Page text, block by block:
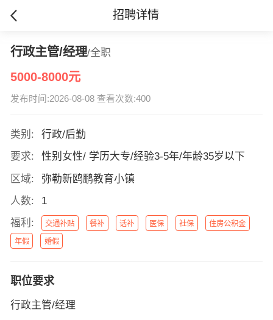
招聘详情
行政主管/经理/全职
5000-8000元
发布时间:2026-08-08 查看次数:400
类别:
行政/后勤
要求:
性别女性/ 学历大专/经验3-5年/年龄35岁以下
区域:
弥勒新鸥鹏教育小镇
人数:
1
福利:
交通补贴 餐补 话补 医保 社保 住房公积金
年假 婚假
职位要求
行政主管/经理